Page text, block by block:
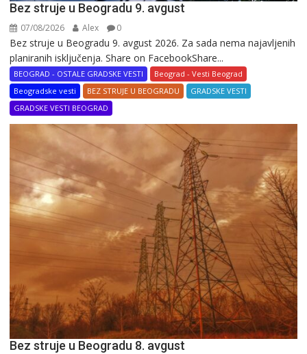
Bez struje u Beogradu 9. avgust
07/08/2026 Alex 0
Bez struje u Beogradu 9. avgust 2026. Za sada nema najavljenih
planiranih isključenja. Share on FacebookShare...
BEOGRAD - OSTALE GRADSKE VESTI
Beograd - Vesti Beograd
Beogradske vesti
BEZ STRUJE U BEOGRADU
GRADSKE VESTI
GRADSKE VESTI BEOGRAD
Bez struje u Beogradu 8. avgust